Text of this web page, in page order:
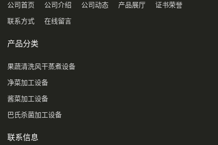
公司首页 公司介绍 公司动态 产品展厅 证书荣誉
联系方式 在线留言
产品分类
果蔬清洗风干蒸煮设备
净菜加工设备
酱菜加工设备
巴氏杀菌加工设备
联系信息